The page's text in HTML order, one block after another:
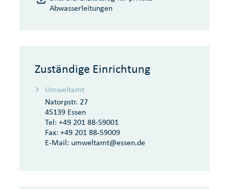
Abwasserleitungen
Zuständige Einrichtung
Umweltamt
Natorpstr. 27
45139 Essen
Tel: +49 201 88-59001
Fax: +49 201 88-59009
E-Mail: umweltamt@essen.de